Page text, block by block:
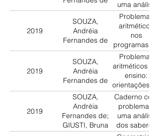
Maranhão
(1918)
uma análise
dos artigos da
revista de
educação
(São Paulo,
1933-1943)
2019
SOUZA,
Andréia
Fernandes de
Problemas
aritméticos
nos
programas de
ensino: uma
análise dos
saberes
profissionais
(São Paulo,
1894 – 1934)
2019
SOUZA,
Andréia
Fernandes de
Problemas
aritméticos e o
ensino:
orientações de
Victor
Mercante
(Buenos Aires,
1905)
2019
SOUZA,
Andréia
Fernandes de;
GIUSTI, Bruna
Caderno com
problemas:
uma análise
dos saberes